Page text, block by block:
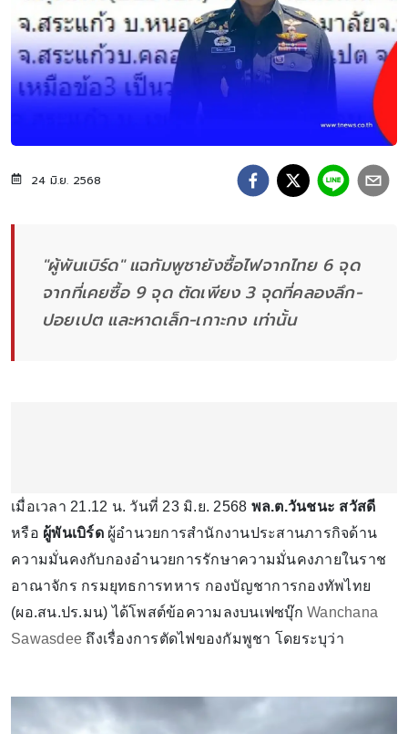
24 มิ.ย. 2568
"ผู้พันเบิร์ด" แฉกัมพูชายังซื้อไฟจากไทย 6 จุด
จากที่เคยซื้อ 9 จุด ตัดเพียง 3 จุดที่คลองลึก-
ปอยเปต และหาดเล็ก-เกาะกง เท่านั้น
เมื่อเวลา 21.12 น. วันที่ 23 มิ.ย. 2568 พล.ต.วันชนะ สวัสดี
หรือ ผู้พันเบิร์ดผู้อำนวยการสำนักงานประสานภารกิจด้าน
ความมั่นคงกับกองอำนวยการรักษาความมั่นคงภายในราช
อาณาจักร กรมยุทธการทหาร กองบัญชาการกองทัพไทย
(ผอ.สน.ปร.มน) ได้โพสต์ข้อความลงบนเฟซบุ๊ก Wanchana
Sawasdee ถึงเรื่องการตัดไฟของกัมพูชา โดยระบุว่า